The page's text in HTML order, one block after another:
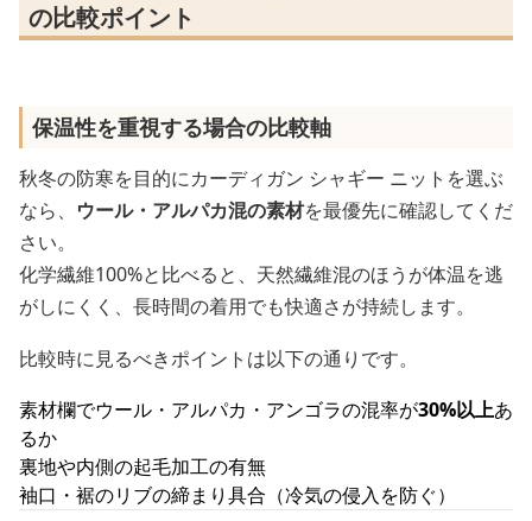
の比較ポイント
保温性を重視する場合の比較軸
秋冬の防寒を目的にカーディガン シャギー ニットを選ぶ
なら、 ウール・アルパカ混の素材を最優先に確認してくだ
さい。
化学繊維100%と比べると、天然繊維混のほうが体温を逃
がしにくく、長時間の着用でも快適さが持続します。
比較時に見るべきポイントは以下の通りです。
素材欄でウール・アルパカ・アンゴラの混率が30%以上あ
るか
裏地や内側の起毛加工の有無
袖口・裾のリブの締まり具合（冷気の侵入を防ぐ）